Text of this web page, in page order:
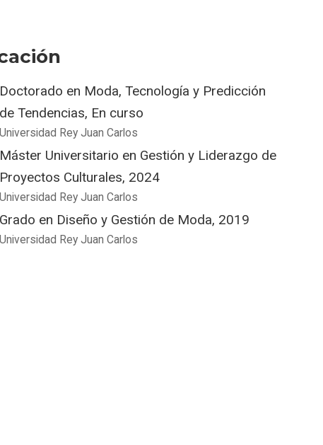
Doctorado en Moda, Tecnología y Predicción
de Tendencias, En curso
Universidad Rey Juan Carlos
Máster Universitario en Gestión y Liderazgo de
Proyectos Culturales, 2024
Universidad Rey Juan Carlos
Grado en Diseño y Gestión de Moda, 2019
Universidad Rey Juan Carlos